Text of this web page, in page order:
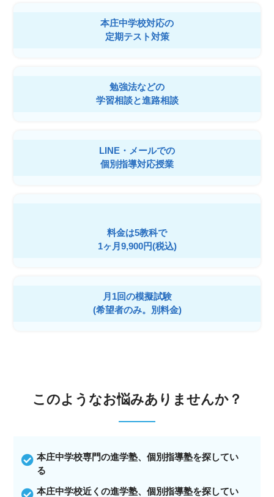
本庄中学校対応の
定期テスト対策
勉強法などの
学習相談と進路相談
LINE・メールでの
個別指導対応授業
料金は5教科で
1ヶ月9,900円(税込)
月1回の模擬試験
(希望者のみ。別料金)
このようなお悩みありませんか？
本庄中学校専門の進学塾、個別指導塾を探してい
る
本庄中学校近くの進学塾、個別指導塾を探してい